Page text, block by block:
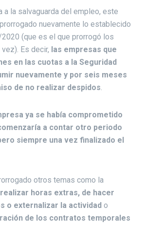
a la salvaguarda del empleo, este
nuevamente lo establecido
(que es el que prorrogó los
vez). Es decir, las empresas que
en las cuotas a la Seguridad
nuevamente y por seis meses
de no realizar despidos.
ya se había comprometido
a contar otro periodo
siempre una vez finalizado el
otros temas como la
horas extras, de hacer
o externalizar la actividad o
de los contratos temporales